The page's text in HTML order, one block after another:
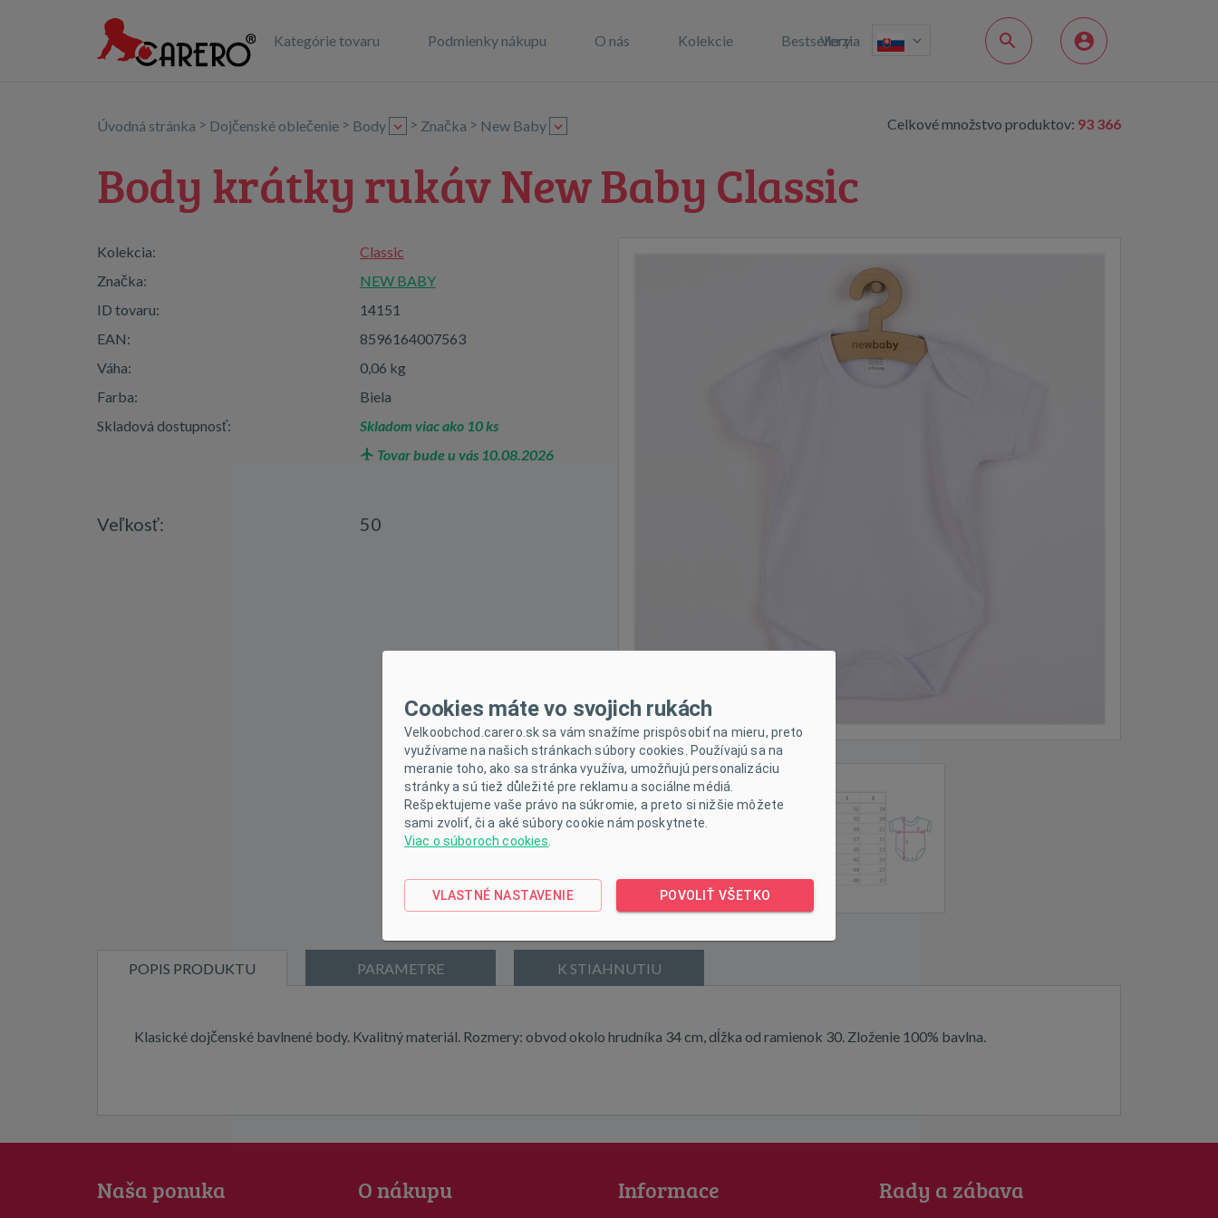
Kategórie tovaru Podmienky nákupu O nás Kolekcie Bestsellery
Verzia
Celkové množstvo produktov: 93 366
Úvodná stránka > Dojčenské oblečenie > Body > Značka > New Baby
Body krátky rukáv New Baby Classic
Kolekcia:
Classic
Značka:
NEW BABY
ID tovaru:
14151
EAN:
8596164007563
Váha:
0,06 kg
Farba:
Biela
Skladová dostupnosť:
Skladom viac ako 10 ks
Tovar bude u vás 10.08.2026
Veľkosť: 50
POPIS PRODUKTU PARAMETRE K STIAHNUTIU
Klasické dojčenské bavlnené body. Kvalitný materiál. Rozmery: obvod okolo hrudníka 34 cm, dĺžka od ramienok 30. Zloženie 100% bavlna.
Naša ponuka O nákupu Informace Rady a zábava
Cookies máte vo svojich rukách
Velkoobchod.carero.sk sa vám snažíme prispôsobiť na mieru, preto
využívame na našich stránkach súbory cookies. Používajú sa na
meranie toho, ako sa stránka využíva, umožňujú personalizáciu
stránky a sú tiež důležité pre reklamu a sociálne médiá.
Rešpektujeme vaše právo na súkromie, a preto si nižšie môžete
sami zvoliť, či a aké súbory cookie nám poskytnete.
Viac o súboroch cookies
VLASTNÉ NASTAVENIE POVOLIŤ VŠETKO